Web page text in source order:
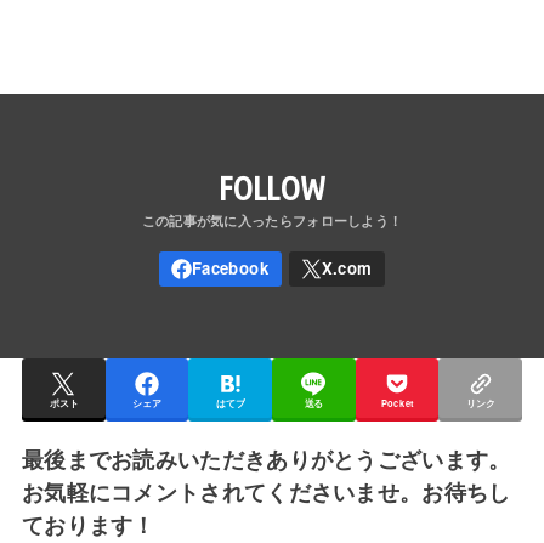
FOLLOW
ポスト シェア はてブ 送る Pocket リンク
最後までお読みいただきありがとうございます。
お気軽にコメントされてくださいませ。お待ちし
ております！